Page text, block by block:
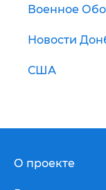
Военное
Новости
США
О проекте